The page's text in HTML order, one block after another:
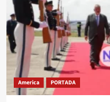
America PORTADA